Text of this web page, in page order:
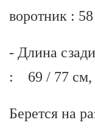
воротник :
- Длина
: 69 / 77 см,
Берется на